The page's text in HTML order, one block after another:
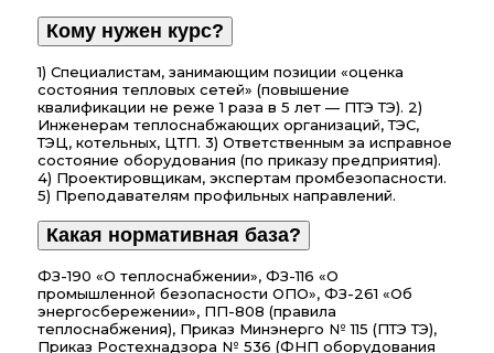
Кому нужен курс?
1) Специалистам, занимающим позиции «оценка
состояния тепловых сетей» (повышение
квалификации не реже 1 раза в 5 лет — ПТЭ ТЭ). 2)
Инженерам теплоснабжающих организаций, ТЭС,
ТЭЦ, котельных, ЦТП. 3) Ответственным за исправное
состояние оборудования (по приказу предприятия).
4) Проектировщикам, экспертам промбезопасности.
5) Преподавателям профильных направлений.
Какая нормативная база?
ФЗ-190 «О теплоснабжении», ФЗ-116 «О
промышленной безопасности ОПО», ФЗ-261 «Об
энергосбережении», ПП-808 (правила
теплоснабжения), Приказ Минэнерго № 115 (ПТЭ ТЭ),
Приказ Ростехнадзора № 536 (ФНП оборудования